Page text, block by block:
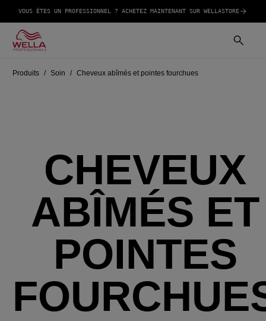
VOUS ÊTES UN PROFESSIONNEL ? ACHETEZ MAINTENANT SUR WELLASTORE
Produits Soin Cheveux abîmés et pointes fourchues
CHEVEUX
ABÎMÉS ET
POINTES